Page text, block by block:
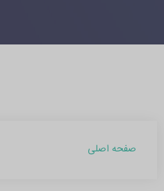
صفحه اصلی